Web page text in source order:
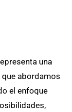
una
que abordamos
el enfoque